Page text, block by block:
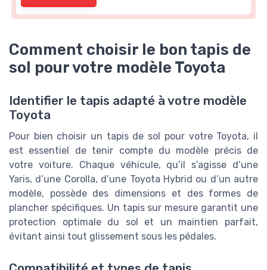
Comment choisir le bon tapis de
sol pour votre modèle Toyota
Identifier le tapis adapté à votre modèle
Toyota
Pour bien choisir un tapis de sol pour votre Toyota, il
est essentiel de tenir compte du modèle précis de
votre voiture. Chaque véhicule, qu’il s’agisse d’une
Yaris, d’une Corolla, d’une Toyota Hybrid ou d’un autre
modèle, possède des dimensions et des formes de
plancher spécifiques. Un tapis sur mesure garantit une
protection optimale du sol et un maintien parfait,
évitant ainsi tout glissement sous les pédales.